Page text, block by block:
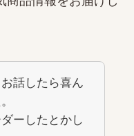
話したら喜ん
ーしたとかし